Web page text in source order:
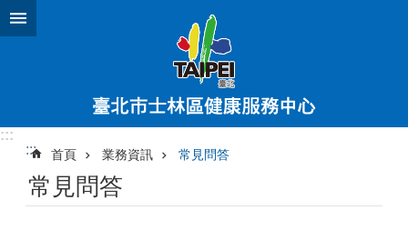
跳到主要內容區塊
:::
:::
首頁 業務資訊 常見問答
常見問答